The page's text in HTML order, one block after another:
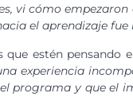
vi cómo
el aprendizaje fue
estén pensando
experiencia
programa y que el